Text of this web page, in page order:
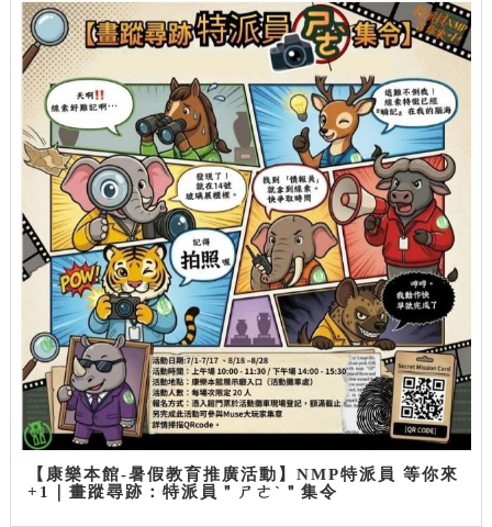
【康樂本館-暑假教育推廣活動】NMP特派員 等你來
+1｜畫蹤尋跡：特派員＂ㄕㄜˋ＂集令